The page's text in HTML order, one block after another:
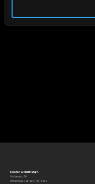
Sweden & Martina SpA
Via Veneto 10
35020 Due Carrare (PD) Italia